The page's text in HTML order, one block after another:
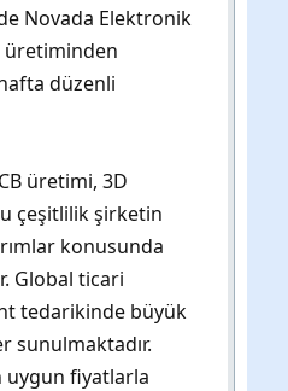
Novada Elektronik
üretiminden
düzenli
üretimi, 3D
çeşitlilik şirketin
konusunda
Global ticari
tedarikinde büyük
sunulmaktadır.
uygun fiyatlarla